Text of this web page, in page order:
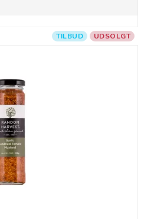
TILBUD UDSOLGT